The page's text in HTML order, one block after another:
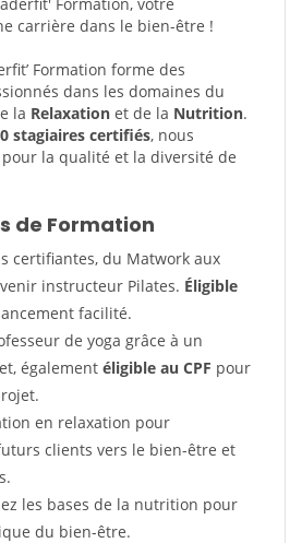
carrière dans le bien-être !
Formation forme des
dans les domaines du
la Relaxation et de la Nutrition.
stagiaires certifiés, nous
la qualité et la diversité de
de Formation
certifiantes, du Matwork aux
instructeur Pilates. Éligible
facilité.
de yoga grâce à un
également éligible au CPF pour
en relaxation pour
clients vers le bien-être et
les bases de la nutrition pour
du bien-être.